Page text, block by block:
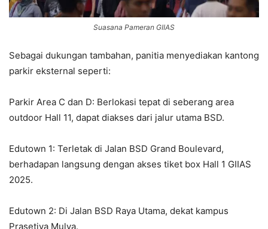
Suasana Pameran GIIAS
Sebagai dukungan tambahan, panitia menyediakan kantong
parkir eksternal seperti:
Parkir Area C dan D: Berlokasi tepat di seberang area
outdoor Hall 11, dapat diakses dari jalur utama BSD.
Edutown 1: Terletak di Jalan BSD Grand Boulevard,
berhadapan langsung dengan akses tiket box Hall 1 GIIAS
2025.
Edutown 2: Di Jalan BSD Raya Utama, dekat kampus
Prasetiya Mulya.